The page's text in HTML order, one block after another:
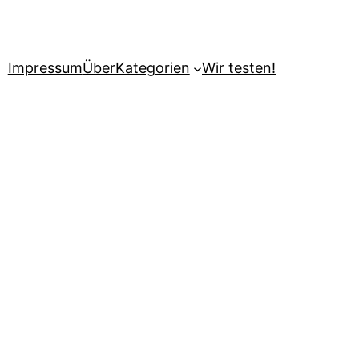
ImpressumÜberKategorien Wir testen!